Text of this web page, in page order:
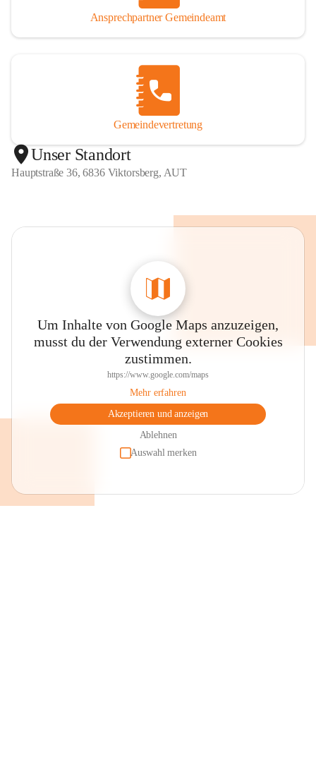
Ansprechpartner Gemeindeamt
Gemeindevertretung
Unser Standort
Hauptstraße 36, 6836 Viktorsberg, AUT
Um Inhalte von Google Maps anzuzeigen,
musst du der Verwendung externer Cookies
zustimmen.
https://www.google.com/maps
Mehr erfahren
Akzeptieren und anzeigen
Ablehnen
Auswahl merken